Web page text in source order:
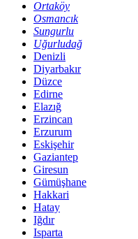
Ortaköy
Osmancık
Sungurlu
Uğurludağ
Denizli
Diyarbakır
Düzce
Edirne
Elazığ
Erzincan
Erzurum
Eskişehir
Gaziantep
Giresun
Gümüşhane
Hakkari
Hatay
Iğdır
Isparta